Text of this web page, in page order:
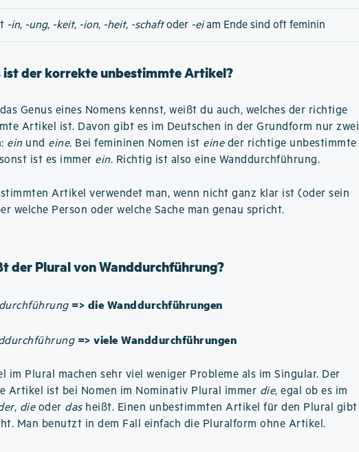
-in, -ung, -keit, -ion, -heit, -schaftoder -eiam Ende sind oft feminin
ist der korrekte unbestimmte Artikel?
Genus eines Nomens kennst, weißt du auch, welches der richtige
Artikel ist. Davon gibt es im Deutschen in der Grundform nur zwei
ein und eine. Bei femininen Nomen ist eineder richtige unbestimmte
ist es immer ein. Richtig ist also eine Wanddurchführung.
Artikel verwendet man, wenn nicht ganz klar ist (oder sein
welche Person oder welche Sache man genau spricht.
der Plural von Wanddurchführung?
=> die Wanddurchführungen
=> viele Wanddurchführungen
im Plural machen sehr viel weniger Probleme als im Singular. Der
Artikel ist bei Nomen im Nominativ Plural immer die, egal ob es im
, dieoder dasheißt. Einen unbestimmten Artikel für den Plural gibt
Man benutzt in dem Fall einfach die Pluralform ohne Artikel.